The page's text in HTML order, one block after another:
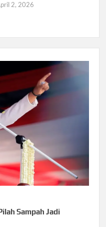
2, 2026
Sampah Jadi